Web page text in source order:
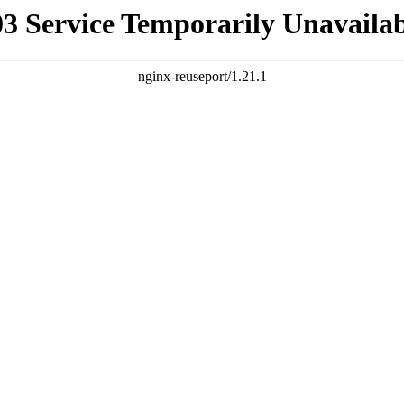
Service Temporarily
nginx-reuseport/1.21.1